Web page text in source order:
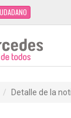
Detalle de la